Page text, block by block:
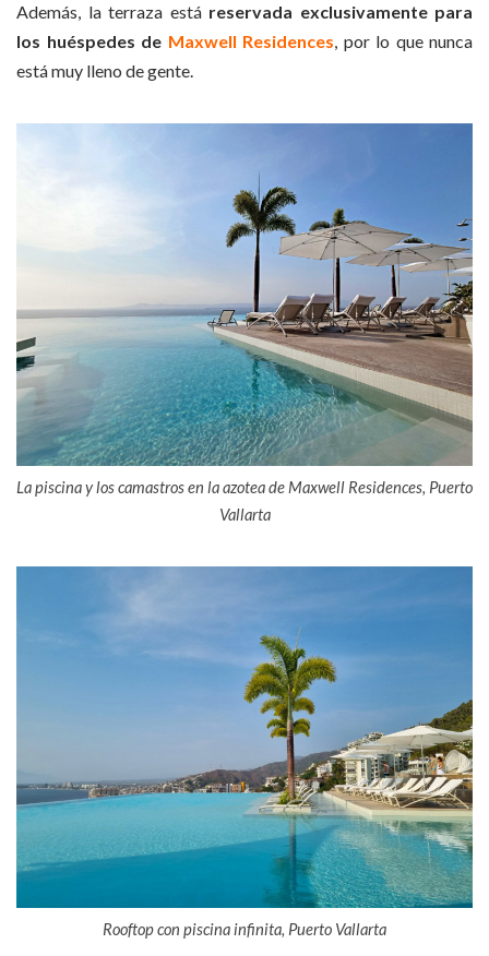
Además, la terraza estáreservada exclusivamente para
los huéspedes de Maxwell Residences, por lo que nunca
está muy lleno de gente.
La piscina y los camastros en la azotea de Maxwell Residences, Puerto
Vallarta
Rooftop con piscina infinita, Puerto Vallarta